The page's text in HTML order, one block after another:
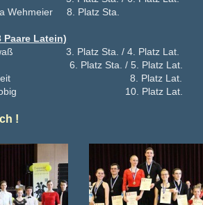
Wehmeier 8. Platz Sta.
Paare Latein)
3. Platz Sta. / 4. Platz Lat.
6. Platz Sta. / 5. Platz Lat.
Lengkeit 8. Platz Lat.
Kim Wobig 10. Platz Lat.
!